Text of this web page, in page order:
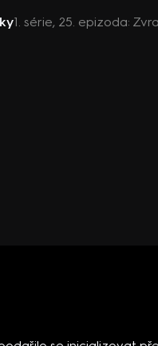
1. série, 25. epizoda: